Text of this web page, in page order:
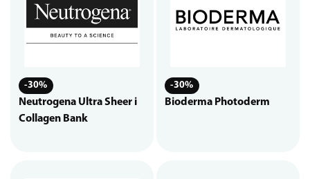
-30%
Neutrogena Ultra Sheer i
Collagen Bank
-30%
Bioderma Photoderm